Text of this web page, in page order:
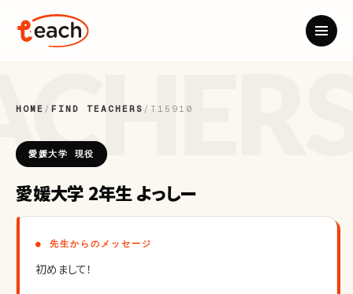
HOME / FIND TEACHERS / T15910
愛媛大学 現役
愛媛大学 2年生 よっしー
● 先生からのメッセージ
初めまして！